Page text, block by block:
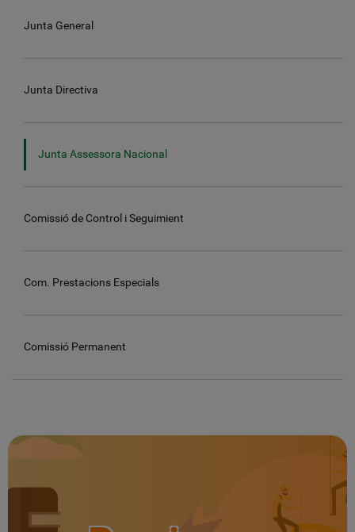
Junta General
Junta Directiva
Junta Assessora Nacional
Comissió de Control i Seguimient
Com. Prestacions Especials
Comissió Permanent